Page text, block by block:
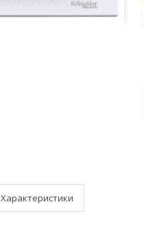
Характеристики